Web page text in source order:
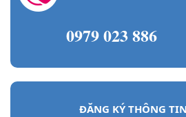
0979 023 886
ĐĂNG KÝ THÔNG